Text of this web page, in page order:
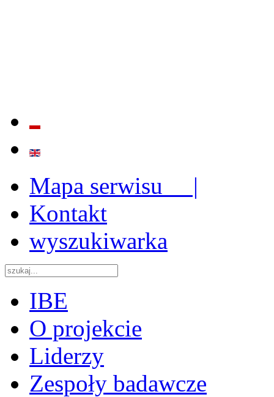
Mapa serwisu |
Kontakt
wyszukiwarka
IBE
O projekcie
Liderzy
Zespoły badawcze